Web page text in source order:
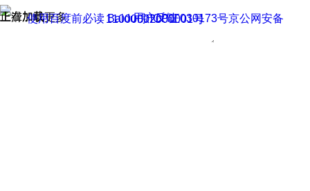
正在加载
上滑加载更多 用户反馈
使用百度前必读 Baidu 京ICP证030173号
京公网安备11000002000001号